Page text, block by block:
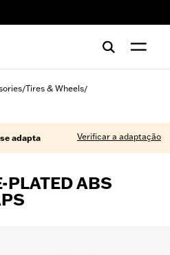
/Tires & Wheels/
adapta Verificar a adaptação
PLATED ABS